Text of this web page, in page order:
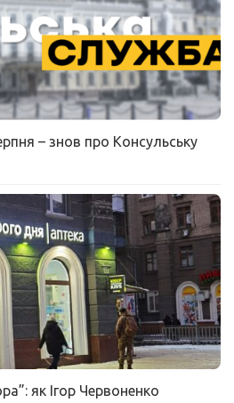
– знов про Консульську
як Ігор Червоненко